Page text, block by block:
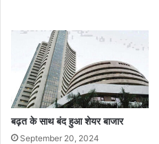
बढ़त के साथ बंद हुआ शेयर बाजार
September 20, 2024